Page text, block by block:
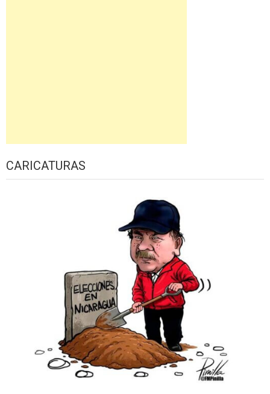
CARICATURAS